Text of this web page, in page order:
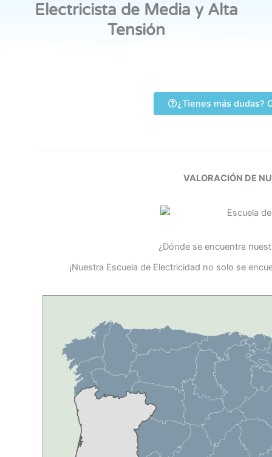
Electricista de Media y Alta
Tensión
¿Tienes más dudas?
VALORACIÓN DE
¿Dónde se encuentra
¡Nuestra Escuela de Electricidad no solo se